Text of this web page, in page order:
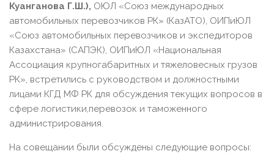
Куанганова Г.Ш.), ОЮЛ «Союз международных
автомобильных перевозчиков РК» (КазАТО), ОИПиЮЛ
«Союз автомобильных перевозчиков и экспедиторов
Казахстана» (САПЭК), ОИПиЮЛ «Национальная
Ассоциация крупногабаритных и тяжеловесных грузов
РК», встретились с руководством и должностными
лицами КГД МФ РК для обсуждения текущих вопросов в
сфере логистики,перевозок и таможенного
администрирования.
На совещании были обсуждены следующие вопросы: